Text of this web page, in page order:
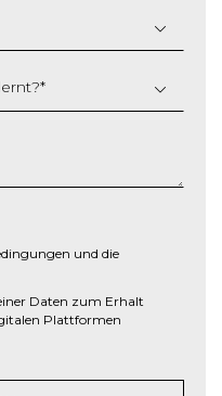
*
und die
Daten zum Erhalt
Plattformen